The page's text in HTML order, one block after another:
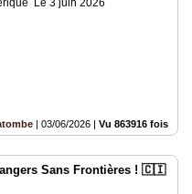
Le 3 juin 2026
| 03/06/2026 | Vu 863916 fois
Sans Frontières ! 🇨🇮